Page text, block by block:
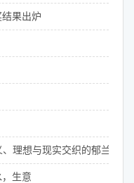
果出炉
、理想与现实交织的郁兰骑士
，生意